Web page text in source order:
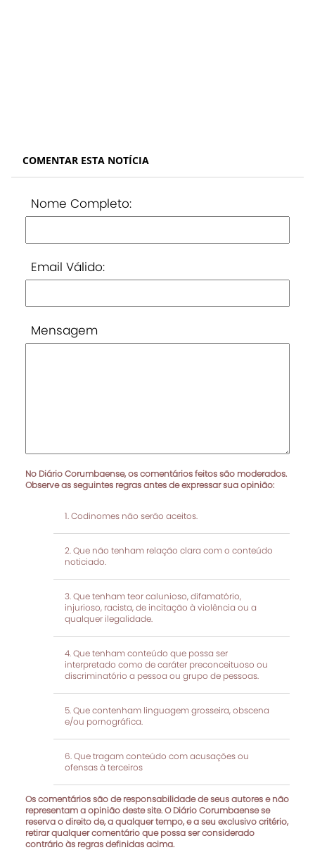
COMENTAR ESTA NOTÍCIA
Nome Completo:
Email Válido:
Mensagem
No Diário Corumbaense, os comentários feitos são moderados.
Observe as seguintes regras antes de expressar sua opinião:
Codinomes não serão aceitos.
Que não tenham relação clara com o conteúdo
noticiado.
Que tenham teor calunioso, difamatório,
injurioso, racista, de incitação à violência ou a
qualquer ilegalidade.
Que tenham conteúdo que possa ser
interpretado como de caráter preconceituoso ou
discriminatório a pessoa ou grupo de pessoas.
Que contenham linguagem grosseira, obscena
e/ou pornográfica.
Que tragam conteúdo com acusações ou
ofensas à terceiros
Os comentários são de responsabilidade de seus autores e não
representam a opinião deste site. O Diário Corumbaense se
reserva o direito de, a qualquer tempo, e a seu exclusivo critério,
retirar qualquer comentário que possa ser considerado
contrário às regras definidas acima.